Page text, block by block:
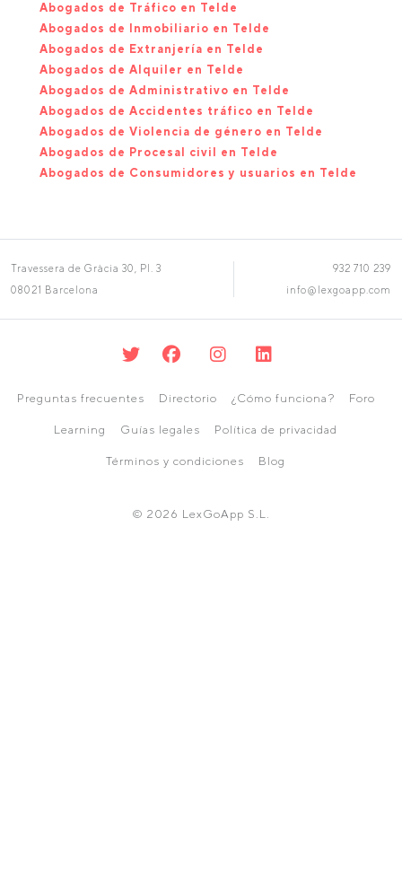
Abogados de Tráfico en Telde
Abogados de Inmobiliario en Telde
Abogados de Extranjería en Telde
Abogados de Alquiler en Telde
Abogados de Administrativo en Telde
Abogados de Accidentes tráfico en Telde
Abogados de Violencia de género en Telde
Abogados de Procesal civil en Telde
Abogados de Consumidores y usuarios en Telde
Travessera de Gràcia 30, Pl. 3
08021 Barcelona
932 710 239
info@lexgoapp.com
Preguntas frecuentes Directorio ¿Cómo funciona? Foro
Learning Guías legales Política de privacidad
Términos y condiciones Blog
© 2026 LexGoApp S.L.